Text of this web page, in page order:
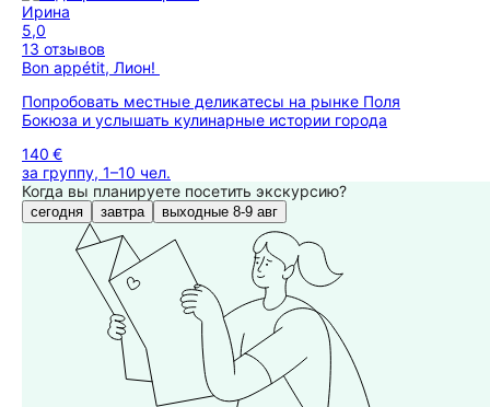
Ирина
5,0
13 отзывов
Вon appétit, Лион!
Попробовать местные деликатесы на рынке Поля
Бокюза и услышать кулинарные истории города
140 €
за группу, 1–10 чел.
Когда вы планируете посетить экскурсию?
сегодня завтра выходные 8-9 авг